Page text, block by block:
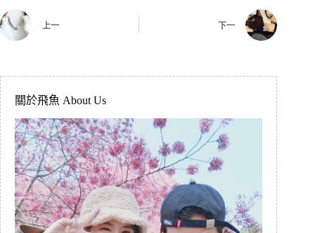
上一 下一
關於飛魚 About Us